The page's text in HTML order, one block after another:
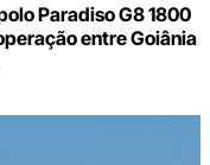
Paradiso G8 1800
entre Goiânia